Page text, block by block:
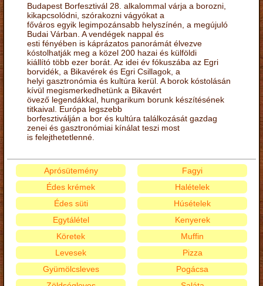
Budapest Borfesztivál 28. alkalommal várja a borozni,
kikapcsolódni, szórakozni vágyókat a
főváros egyik legimpozánsabb helyszínén, a megújuló
Budai Várban. A vendégek nappal és
esti fényében is káprázatos panorámát élvezve
kóstolhatják meg a közel 200 hazai és külföldi
kiállító több ezer borát. Az idei év fókuszába az Egri
borvidék, a Bikavérek és Egri Csillagok, a
helyi gasztronómia és kultúra kerül. A borok kóstolásán
kívül megismerkedhetünk a Bikavért
övező legendákkal, hungarikum borunk készítésének
titkaival. Európa legszebb
borfesztiválján a bor és kultúra találkozását gazdag
zenei és gasztronómiai kínálat teszi most
is felejthetetlenné.
Aprósütemény
Édes krémek
Édes süti
Egytálétel
Fagyi
Halételek
Húsételek
Kenyerek
Köretek
Levesek
Gyümölcsleves
Muffin
Pizza
Pogácsa